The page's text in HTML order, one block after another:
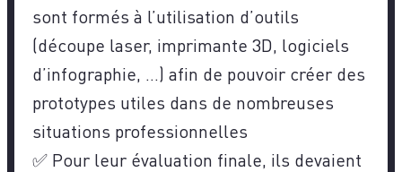
sont formés à l’utilisation d’outils
(découpe laser, imprimante 3D, logiciels
d’infographie, …) afin de pouvoir créer des
prototypes utiles dans de nombreuses
situations professionnelles
✅ Pour leur évaluation finale, ils devaient